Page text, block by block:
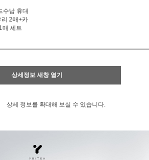
수납 휴대
2매+카
매 세트
상세정보 새창 열기
상세 정보를 확대해 보실 수 있습니다.